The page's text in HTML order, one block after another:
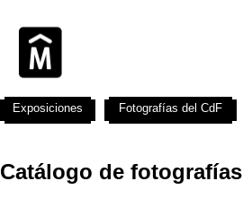
Catálogo de fotografías
Exposiciones Fotografías del CdF